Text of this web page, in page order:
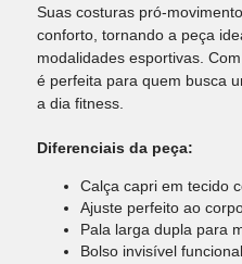
Suas costuras pró-
conforto, tornando a peça
modalidades esportivas.
é perfeita para quem busca
a dia fitness.
Diferenciais da peça:
Calça capri em tecido
Ajuste perfeito ao
Pala larga dupla para
Bolso invisível